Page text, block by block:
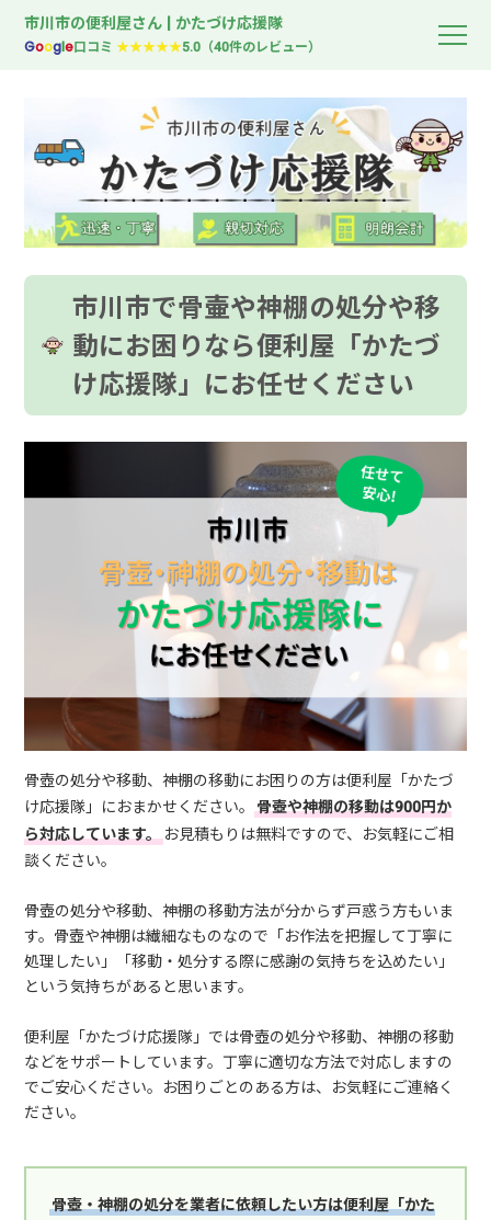
市川市の便利屋さん | かたづけ応援隊
Google口コミ★★★★★5.0（40件のレビュー）
市川市で骨壷や神棚の処分や移
動にお困りなら便利屋「かたづ
け応援隊」にお任せください
骨壺の処分や移動、神棚の移動にお困りの方は便利屋「かたづ
け応援隊」におまかせください。骨壺や神棚の移動は900円か
ら対応しています。お見積もりは無料ですので、お気軽にご相
談ください。
骨壺の処分や移動、神棚の移動方法が分からず戸惑う方もいま
す。骨壺や神棚は繊細なものなので「お作法を把握して丁寧に
処理したい」「移動・処分する際に感謝の気持ちを込めたい」
という気持ちがあると思います。
便利屋「かたづけ応援隊」では骨壺の処分や移動、神棚の移動
などをサポートしています。丁寧に適切な方法で対応しますの
でご安心ください。お困りごとのある方は、お気軽にご連絡く
ださい。
骨壺・神棚の処分を業者に依頼したい方は便利屋「かた